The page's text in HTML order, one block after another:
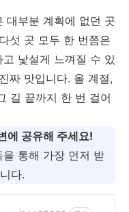
대부분 계획에 없던 곳
섯 곳 모두 한 번쯤은
낯설게 느껴질 수 있
짜 맛입니다. 올 계절,
길 끝까지 한 번 걸어
에 공유해 주세요!
통해 가장 먼저 받
다.